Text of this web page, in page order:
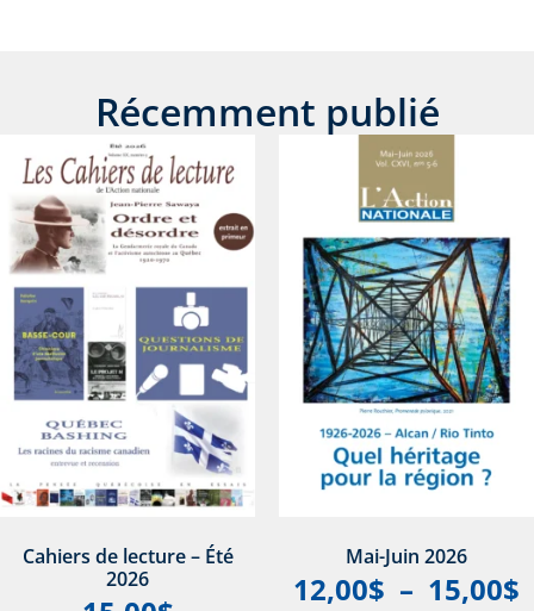
Récemment publié
Cahiers de lecture – Été
2026
Mai-Juin 2026
12,00$ – 15,00$